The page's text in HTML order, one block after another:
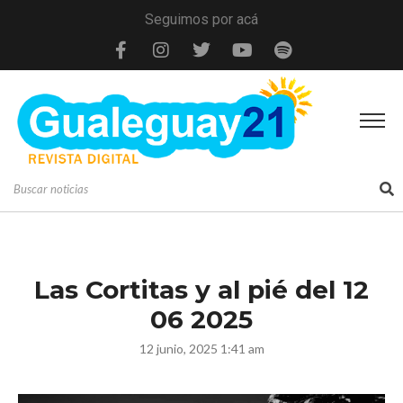
Seguimos por acá
Las Cortitas y al pié del 12
06 2025
12 junio, 2025 1:41 am